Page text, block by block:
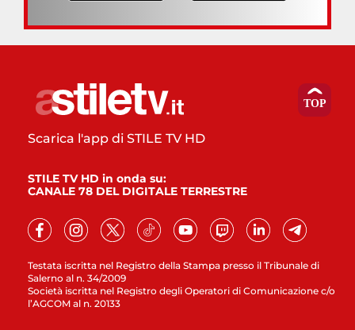
Testata iscritta nel Registro della Stampa presso il Tribunale di
Salerno al n. 34/2009
Società iscritta nel Registro degli Operatori di Comunicazione c/o
l’AGCOM al n. 20133
Scarica l'app di STILE TV HD
STILE TV HD in onda su:
CANALE 78 DEL DIGITALE TERRESTRE